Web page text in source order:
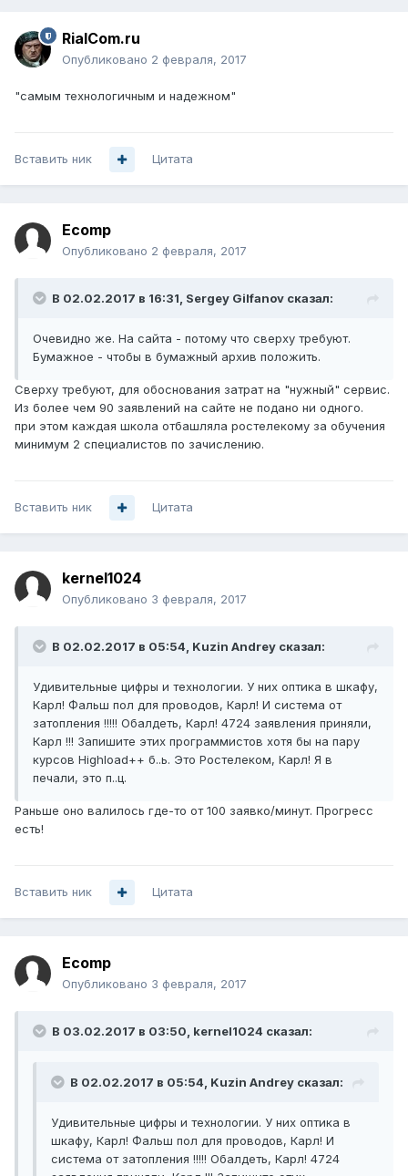
RialCom.ru
Опубликовано 2 февраля, 2017
"самым технологичным и надежном"
Вставить ник Цитата
Ecomp
Опубликовано 2 февраля, 2017
В 02.02.2017 в 16:31, Sergey Gilfanov сказал:
Очевидно же. На сайта - потому что сверху требуют.
Бумажное - чтобы в бумажный архив положить.
Сверху требуют, для обоснования затрат на "нужный" сервис.
Из более чем 90 заявлений на сайте не подано ни одного.
при этом каждая школа отбашляла ростелекому за обучения
минимум 2 специалистов по зачислению.
Вставить ник Цитата
kernel1024
Опубликовано 3 февраля, 2017
В 02.02.2017 в 05:54, Kuzin Andrey сказал:
Удивительные цифры и технологии. У них оптика в шкафу,
Карл! Фальш пол для проводов, Карл! И система от
затопления !!!!! Обалдеть, Карл! 4724 заявления приняли,
Карл !!! Запишите этих программистов хотя бы на пару
курсов Highload++ б..ь. Это Ростелеком, Карл! Я в
печали, это п..ц.
Раньше оно валилось где-то от 100 заявко/минут. Прогресс
есть!
Вставить ник Цитата
Ecomp
Опубликовано 3 февраля, 2017
В 03.02.2017 в 03:50, kernel1024 сказал:
В 02.02.2017 в 05:54, Kuzin Andrey сказал:
Удивительные цифры и технологии. У них оптика в
шкафу, Карл! Фальш пол для проводов, Карл! И
система от затопления !!!!! Обалдеть, Карл! 4724